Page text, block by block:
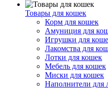
Товары для кошек
Корм для кошек
Амуниция для
Игрушки для
Лакомства для
Лотки для кошек
Мебель для кошек
Миски для кошек
Наполнители для